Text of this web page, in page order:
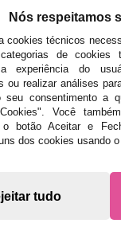
território
Nós respeitamos
cookies técnicos
de cookies
a experiência do
ou realizar análises
seu consentimento a
Você
o botão Aceitar e
dos cookies usando
tudo